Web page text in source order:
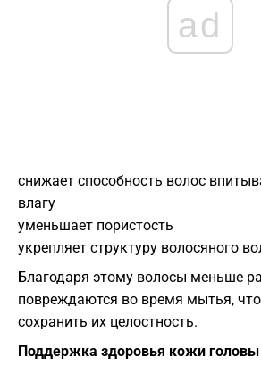
ad
снижает способность волос
влагу
уменьшает пористость
укрепляет структуру волосяного
Благодаря этому волосы меньше
повреждаются во время мытья,
сохранить их целостность.
Поддержка здоровья кожи головы